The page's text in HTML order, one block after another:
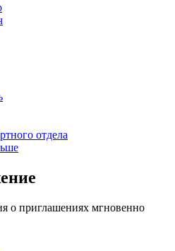
отдела
о приглашениях мгновенно